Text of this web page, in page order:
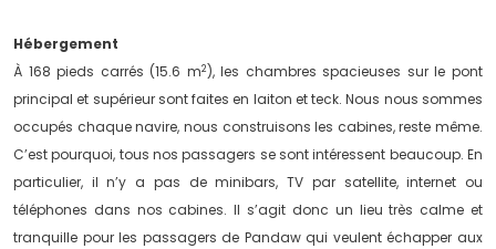
Hébergement
À 168 pieds carrés (15.6 m2), les chambres spacieuses sur le pont
principal et supérieur sont faites en laiton et teck. Nous nous sommes
occupés chaque navire, nous construisons les cabines, reste même.
C’est pourquoi, tous nos passagers se sont intéressent beaucoup. En
particulier, il n’y a pas de minibars, TV par satellite, internet ou
téléphones dans nos cabines. Il s’agit donc un lieu très calme et
tranquille pour les passagers de Pandaw qui veulent échapper aux